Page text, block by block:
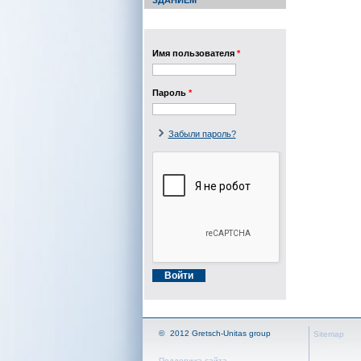
Имя пользователя *
Пароль *
Забыли пароль?
© 2012 Gretsch-Unitas group Sitemap